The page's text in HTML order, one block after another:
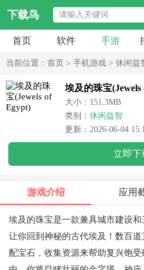
下载鸟
首页 软件 手游
当前位置： 首页 > 手机游戏 > 休闲益
埃及的珠宝(Jewels
大小：151.3MB
类别： 休闲益智
更新：2026-06-04
立即下
游戏介绍 应用
埃及的珠宝是一款兼具城市建设和
让你回到神秘的古代埃及！数百
配宝石，收集资源来帮助复兴饱